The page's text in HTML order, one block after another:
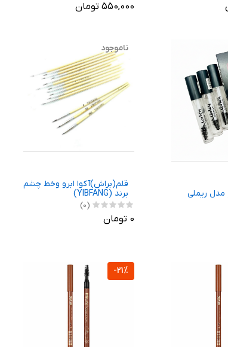
550,000 تومان
مدل ریملی
ناموجود
قلم(براش)آکوا ابرو وخط چشم
برند (YIBFANG)
(0)
0 تومان
-21%